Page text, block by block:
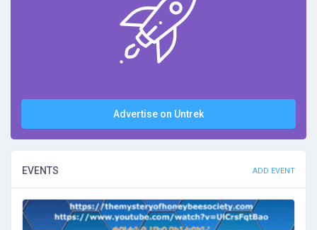
Advertise on Untrek
EVENTS ADD EVENT